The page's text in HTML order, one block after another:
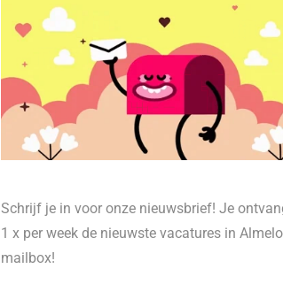
Schrijf je in voor onze nieuwsbrief! Je
1 x per week de nieuwste vacatures in
mailbox!